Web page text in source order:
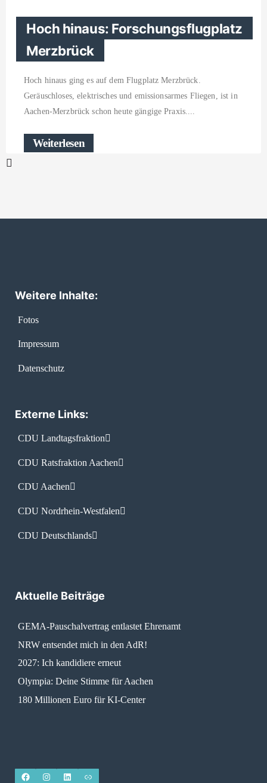
Hoch hinaus: Forschungsflugplatz
Merzbrück
Hoch hinaus ging es auf dem Flugplatz Merzbrück.
Geräuschloses, elektrisches und emissionsarmes Fliegen, ist in
Aachen-Merzbrück schon heute gängige Praxis.
Weiterlesen
Weitere Inhalte:
Fotos
Impressum
Datenschutz
Externe Links:
CDU Landtagsfraktion
CDU Ratsfraktion Aachen
CDU Aachen
CDU Nordrhein-Westfalen
CDU Deutschlands
Aktuelle Beiträge
GEMA-Pauschalvertrag entlastet Ehrenamt
NRW entsendet mich in den AdR!
2027: Ich kandidiere erneut
Olympia: Deine Stimme für Aachen
180 Millionen Euro für KI-Center